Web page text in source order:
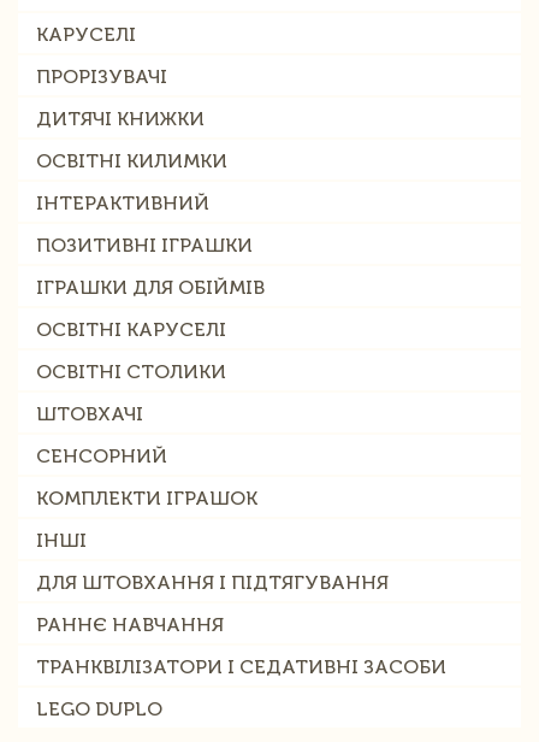
КАРУСЕЛІ
ПРОРІЗУВАЧІ
ДИТЯЧІ КНИЖКИ
ОСВІТНІ КИЛИМКИ
ІНТЕРАКТИВНИЙ
ПОЗИТИВНІ ІГРАШКИ
ІГРАШКИ ДЛЯ ОБІЙМІВ
ОСВІТНІ КАРУСЕЛІ
ОСВІТНІ СТОЛИКИ
ШТОВХАЧІ
СЕНСОРНИЙ
КОМПЛЕКТИ ІГРАШОК
ІНШІ
ДЛЯ ШТОВХАННЯ І ПІДТЯГУВАННЯ
РАННЄ НАВЧАННЯ
ТРАНКВІЛІЗАТОРИ І СЕДАТИВНІ ЗАСОБИ
LEGO DUPLO